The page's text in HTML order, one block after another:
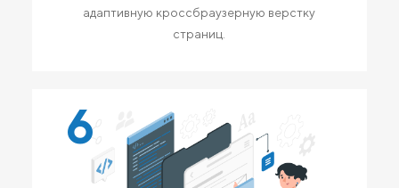
адаптивную кроссбраузерную верстку
страниц.
6